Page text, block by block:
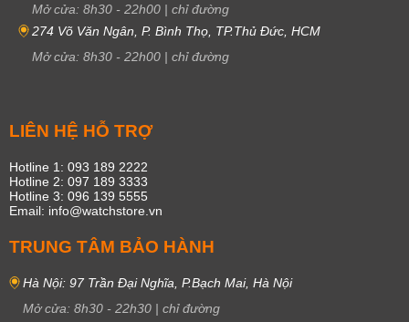
Mở cửa: 8h30 - 22h00 | chỉ đường
274 Võ Văn Ngân, P. Bình Thọ, TP.Thủ Đức, HCM
Mở cửa: 8h30 - 22h00 | chỉ đường
LIÊN HỆ HỖ TRỢ
Hotline 1: 093 189 2222
Hotline 2: 097 189 3333
Hotline 3: 096 139 5555
Email: info@watchstore.vn
TRUNG TÂM BẢO HÀNH
Hà Nội: 97 Trần Đại Nghĩa, P.Bạch Mai, Hà Nội
Mở cửa: 8h30 - 22h30 | chỉ đường